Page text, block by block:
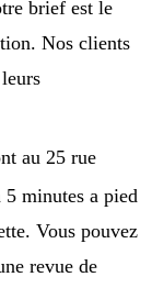
brief est le
Nos clients
au 25 rue
5 minutes a pied
Vous pouvez
revue de